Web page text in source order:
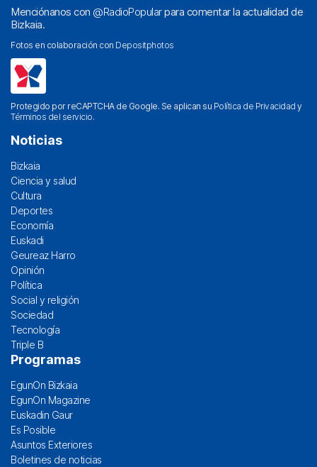
Menciónanos con @RadioPopularpara comentar la actualidad de
Bizkaia.
Fotos en colaboración con Depositphotos
Protegido por reCAPTCHA de Google. Se aplican su Política de Privacidad y
Términos del servicio.
Noticias
Bizkaia
Ciencia y salud
Cultura
Deportes
Economía
Euskadi
Geureaz Harro
Opinión
Política
Social y religión
Sociedad
Tecnología
Triple B
Programas
EgunOn Bizkaia
EgunOn Magazine
Euskadin Gaur
Es Posible
Asuntos Exteriores
Boletines de noticias